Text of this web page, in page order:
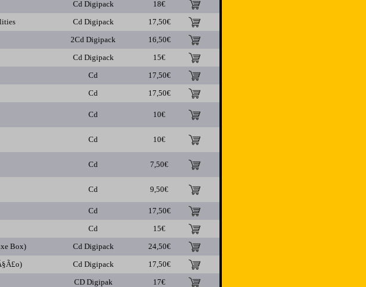
Cd Digipack
18€
Cd Digipack
17,50€
2Cd Digipack
16,50€
Cd Digipack
15€
Cd
17,50€
Cd
17,50€
Cd 10€
Cd 10€
Cd 7,50€
Cd 9,50€
Cd
17,50€
Cd
15€
Box) Cd Digipack
24,50€
Cd Digipack
17,50€
CD Digipak
17€